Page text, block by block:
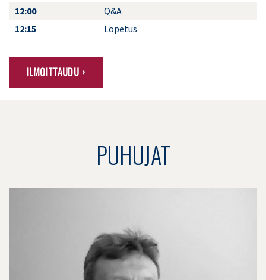
12:00
Q&A
12:15
Lopetus
ILMOITTAUDU ›
PUHUJAT